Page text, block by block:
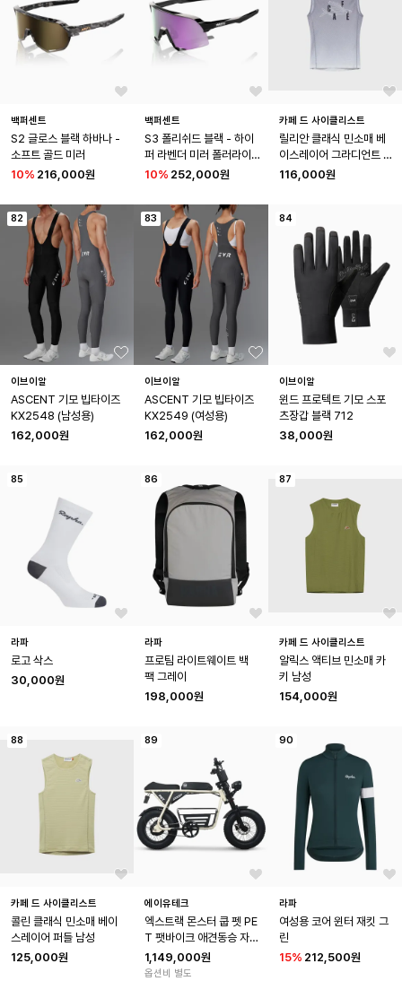
백퍼센트
S2 글로스 블랙 하바나 -
소프트 골드 미러
10% 216,000원
백퍼센트
S3 폴리쉬드 블랙 - 하이
퍼 라벤더 미러 폴러라이
즈(편광)
10% 252,000원
카페 드 사이클리스트
릴리안 클래식 민소매 베
이스레이어 그라디언트 스
톰 남성
116,000원
82
이브이알
ASCENT 기모 빕타이즈
KX2548 (남성용)
162,000원
83
이브이알
ASCENT 기모 빕타이즈
KX2549 (여성용)
162,000원
84
이브이알
윈드 프로텍트 기모 스포
츠장갑 블랙 712
38,000원
85
라파
로고 삭스
30,000원
86
라파
프로팀 라이트웨이트 백
팩 그레이
198,000원
87
카페 드 사이클리스트
알릭스 액티브 민소매 카
키 남성
154,000원
88
카페 드 사이클리스트
콜린 클래식 민소매 베이
스레이어 퍼들 남성
125,000원
89
에이유테크
엑스트랙 몬스터 쿱 펫 PE
T 팻바이크 애견동승 자토
바이 48V 바구니 전동 전
기 자전거
1,149,000원
옵션비 별도
90
라파
여성용 코어 윈터 재킷 그
린
15% 212,500원